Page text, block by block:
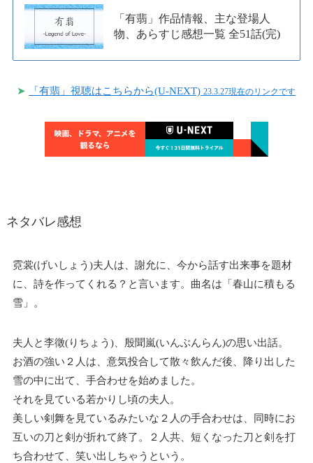
「有翡」作品情報、主な登場人
物、あらすじ感想一覧 全51話(完)
➤ 「有翡」視聴はこちらから(U-NEXT) 23.3.27現在のリンクです
ネタバレ感想
霓裳(げいしょう)夫人は、謝允に、今から話す出来事を題材
に、詩を作ってくれる？と言います。曲名は「春山に積もる
雪」。
夫人と李徵(りちょう)、殷聞嵐(いんぶんらん)の思い出話。
お酒の強い２人は、意気投合して散々飲んだ後、降り出した
雪の中に出て、手合わせを始めました。
それを見ている若かりし頃の夫人。
美しい剣舞を見ているみたいな２人の手合わせは、同時にお
互いの刀と剣が折れて終了。２人共、短くなった刀と剣を打
ち合わせて、笑い出しちゃうという。